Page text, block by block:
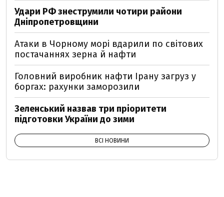
Удари РФ знеструмили чотири райони
Дніпропетровщини
Атаки в Чорному морі вдарили по світових
постачаннях зерна й нафти
Головний виробник нафти Ірану загруз у
боргах: рахунки заморозили
Зеленський назвав три пріоритети
підготовки України до зими
ВСІ НОВИНИ